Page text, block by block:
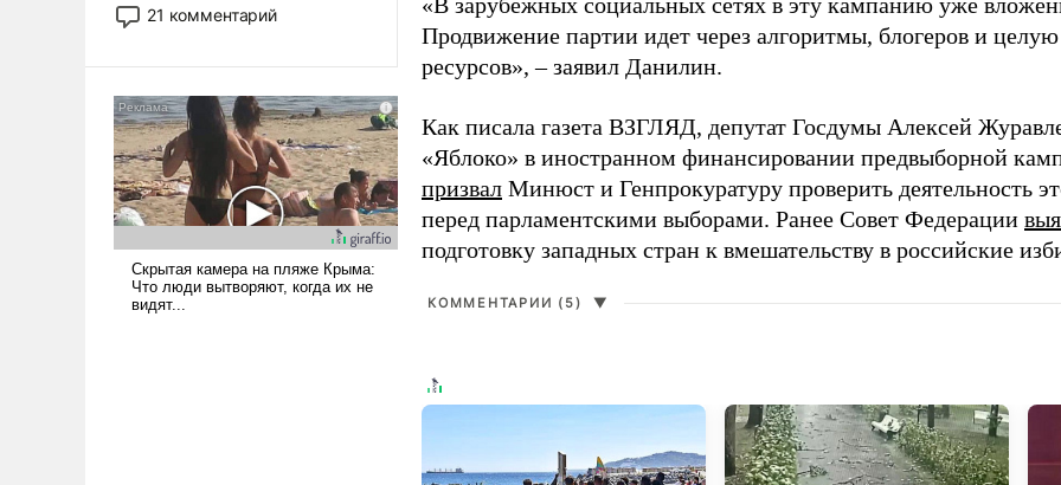
Мир, где политические
прожекты будут безусловно
налогоплательщиков и где
Еревану за свои поступки не
нужно отвечать.
21 комментарий
«В зарубежных социальных сетях в эту кампанию уже
Продвижение партии идет через алгоритмы, блогеров и
ресурсов», – заявил Данилин.
Как писала газета ВЗГЛЯД, депутат Госдумы Алексей
«Яблоко» в иностранном финансировании предвыборной
призвал Минюст и Генпрокуратуру проверить деятельность
перед парламентскими выборами. Ранее Совет Федерации
подготовку западных стран к вмешательству в российские
КОММЕНТАРИИ (5) ▼